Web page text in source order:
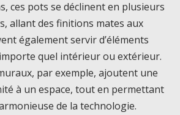
ces pots se déclinent en plusieurs
allant des finitions mates aux
également servir d’éléments
quel intérieur ou extérieur.
par exemple, ajoutent une
à un espace, tout en permettant
de la technologie.